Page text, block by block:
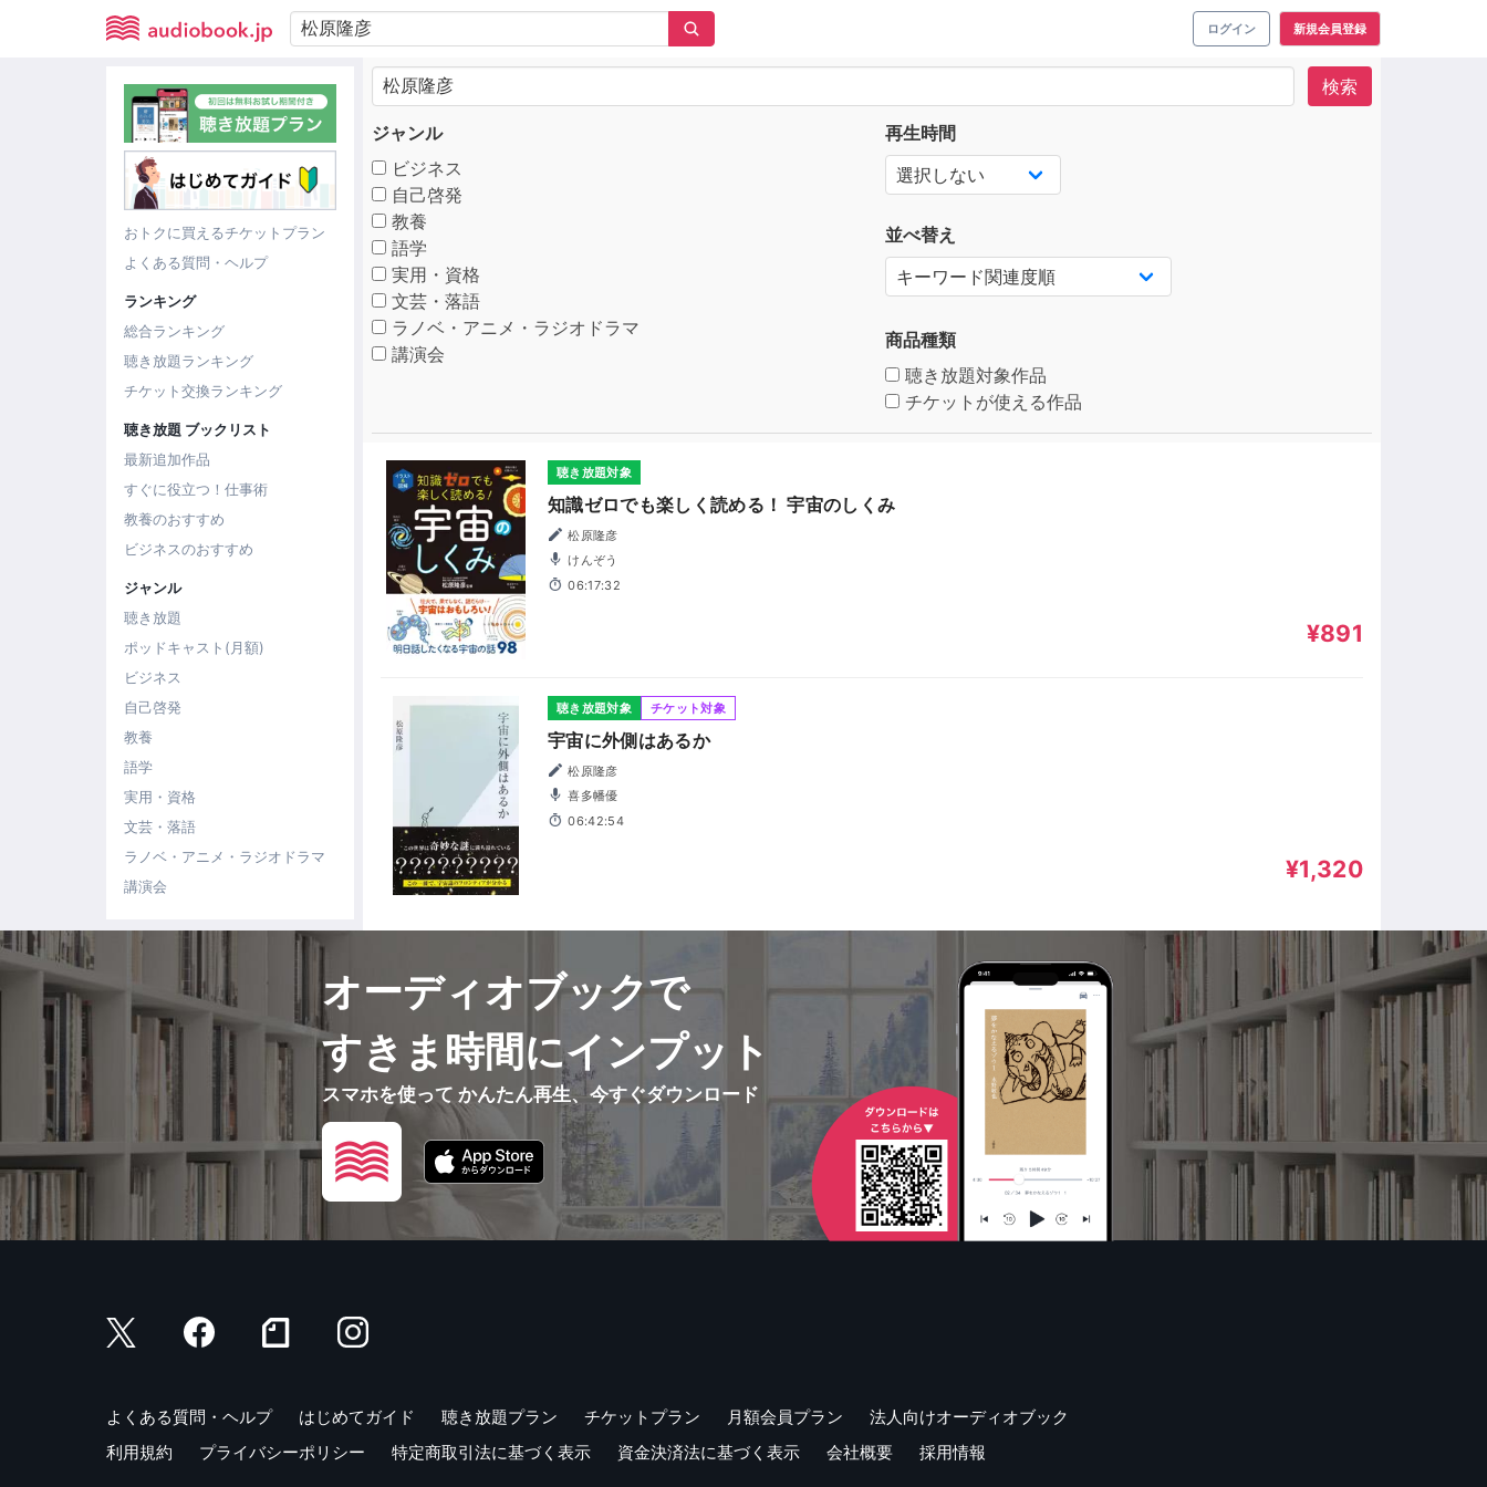
ログイン 新規会員登録
おトクに買えるチケットプラン
よくある質問・ヘルプ
ランキング
総合ランキング
聴き放題ランキング
チケット交換ランキング
聴き放題 ブックリスト
最新追加作品
すぐに役立つ！仕事術
教養のおすすめ
ビジネスのおすすめ
ジャンル
聴き放題
ポッドキャスト(月額)
ビジネス
自己啓発
教養
語学
実用・資格
文芸・落語
ラノベ・アニメ・ラジオドラマ
講演会
検索
ジャンル
ビジネス
自己啓発
教養
語学
実用・資格
文芸・落語
ラノベ・アニメ・ラジオドラマ
講演会
再生時間
並べ替え
商品種類
聴き放題対象作品
チケットが使える作品
聴き放題対象
知識ゼロでも楽しく読める！ 宇宙のしくみ
松原隆彦
けんぞう
06:17:32
¥891
聴き放題対象 チケット対象
宇宙に外側はあるか
松原隆彦
喜多幡優
06:42:54
¥1,320
オーディオブックで
すきま時間にインプット
スマホを使って かんたん再生、今すぐダウンロード
よくある質問・ヘルプ はじめてガイド 聴き放題プラン チケットプラン 月額会員プラン
法人向けオーディオブック
利用規約
プライバシーポリシー 特定商取引法に基づく表示 資金決済法に基づく表示 会社概要 採用情報